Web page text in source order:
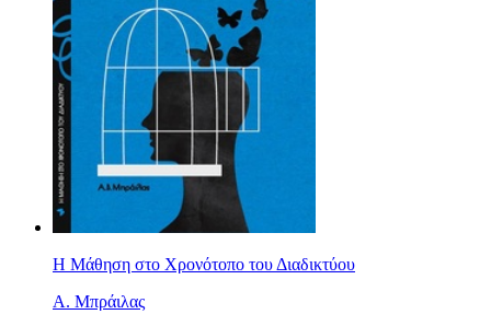
Η Μάθηση στο Χρονότοπο του Διαδικτύου
Α. Μπράιλας